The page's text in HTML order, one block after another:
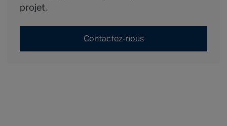
projet.
Contactez-nous